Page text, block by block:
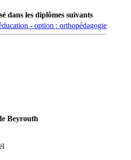
dans les diplômes suivants
- option : orthopédagogie
Beyrouth